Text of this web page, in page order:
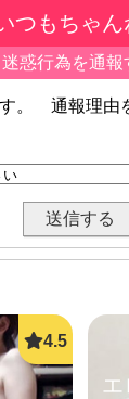
つもちゃん
迷惑行為を通報
。 通報理由